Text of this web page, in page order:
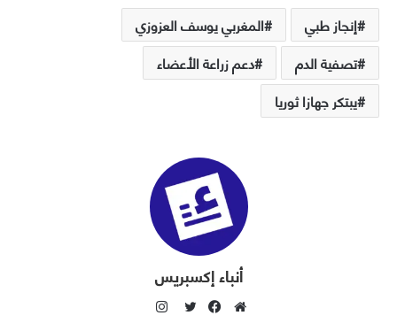
إنجاز طبي
المغربي يوسف العزوزي
تصفية الدم
دعم زراعة الأعضاء
يبتكر جهازا ثوريا
أنباء إكسبريس